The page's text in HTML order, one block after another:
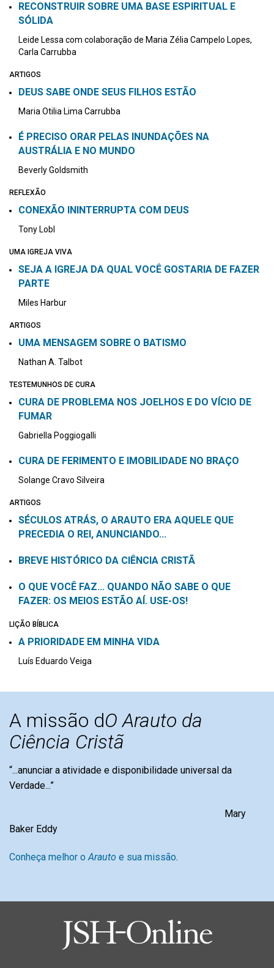
RECONSTRUIR SOBRE UMA BASE ESPIRITUAL E
SÓLIDA
Leide Lessa com colaboração de Maria Zélia Campelo Lopes,
Carla Carrubba
ARTIGOS
DEUS SABE ONDE SEUS FILHOS ESTÃO
Maria Otilia Lima Carrubba
É PRECISO ORAR PELAS INUNDAÇÕES NA
AUSTRÁLIA E NO MUNDO
Beverly Goldsmith
REFLEXÃO
CONEXÃO ININTERRUPTA COM DEUS
Tony Lobl
UMA IGREJA VIVA
SEJA A IGREJA DA QUAL VOCÊ GOSTARIA DE FAZER
PARTE
Miles Harbur
ARTIGOS
UMA MENSAGEM SOBRE O BATISMO
Nathan A. Talbot
TESTEMUNHOS DE CURA
CURA DE PROBLEMA NOS JOELHOS E DO VÍCIO DE
FUMAR
Gabriella Poggiogalli
CURA DE FERIMENTO E IMOBILIDADE NO BRAÇO
Solange Cravo Silveira
ARTIGOS
SÉCULOS ATRÁS, O ARAUTO ERA AQUELE QUE
PRECEDIA O REI, ANUNCIANDO...
BREVE HISTÓRICO DA CIÊNCIA CRISTÃ
O QUE VOCÊ FAZ... QUANDO NÃO SABE O QUE
FAZER: OS MEIOS ESTÃO AÍ. USE-OS!
LIÇÃO BÍBLICA
A PRIORIDADE EM MINHA VIDA
Luís Eduardo Veiga
A missão dO Arauto da
Ciência Cristã
“...anunciar a atividade e disponibilidade universal da
Verdade...”
Mary
Baker Eddy
Conheça melhor o Arauto e sua missão.